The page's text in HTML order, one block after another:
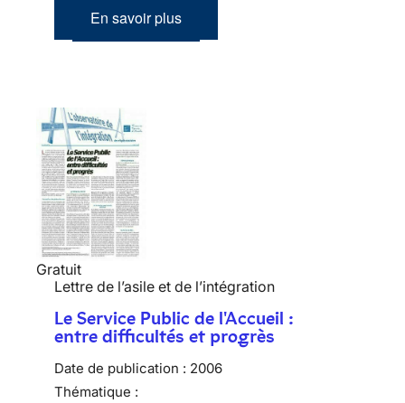
En savoir plus
Gratuit
Lettre de l’asile et de l’intégration
Le Service Public de l'Accueil :
entre difficultés et progrès
Date de publication : 2006
Thématique :